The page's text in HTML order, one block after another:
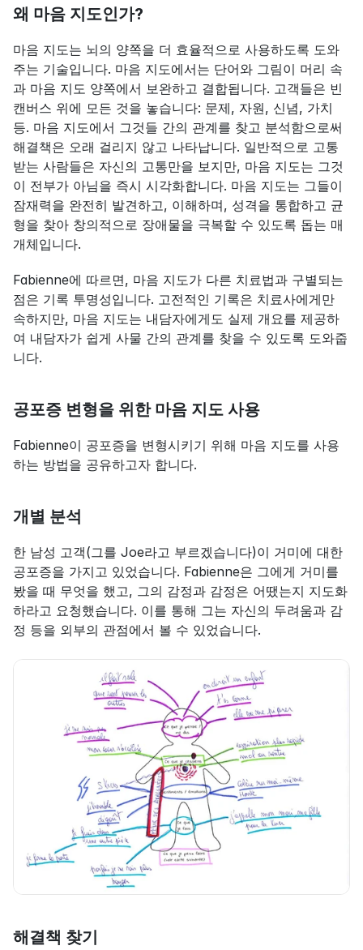
왜 마음 지도인가?
마음 지도는 뇌의 양쪽을 더 효율적으로 사용하도록 도와
주는 기술입니다. 마음 지도에서는 단어와 그림이 머리 속
과 마음 지도 양쪽에서 보완하고 결합됩니다. 고객들은 빈
캔버스 위에 모든 것을 놓습니다: 문제, 자원, 신념, 가치
등. 마음 지도에서 그것들 간의 관계를 찾고 분석함으로써
해결책은 오래 걸리지 않고 나타납니다. 일반적으로 고통
받는 사람들은 자신의 고통만을 보지만, 마음 지도는 그것
이 전부가 아님을 즉시 시각화합니다. 마음 지도는 그들이
잠재력을 완전히 발견하고, 이해하며, 성격을 통합하고 균
형을 찾아 창의적으로 장애물을 극복할 수 있도록 돕는 매
개체입니다.
Fabienne에 따르면, 마음 지도가 다른 치료법과 구별되는
점은 기록 투명성입니다. 고전적인 기록은 치료사에게만
속하지만, 마음 지도는 내담자에게도 실제 개요를 제공하
여 내담자가 쉽게 사물 간의 관계를 찾을 수 있도록 도와줍
니다.
공포증 변형을 위한 마음 지도 사용
Fabienne이 공포증을 변형시키기 위해 마음 지도를 사용
하는 방법을 공유하고자 합니다.
개별 분석
한 남성 고객(그를 Joe라고 부르겠습니다)이 거미에 대한
공포증을 가지고 있었습니다. Fabienne은 그에게 거미를
봤을 때 무엇을 했고, 그의 감정과 감정은 어땠는지 지도화
하라고 요청했습니다. 이를 통해 그는 자신의 두려움과 감
정 등을 외부의 관점에서 볼 수 있었습니다.
해결책 찾기